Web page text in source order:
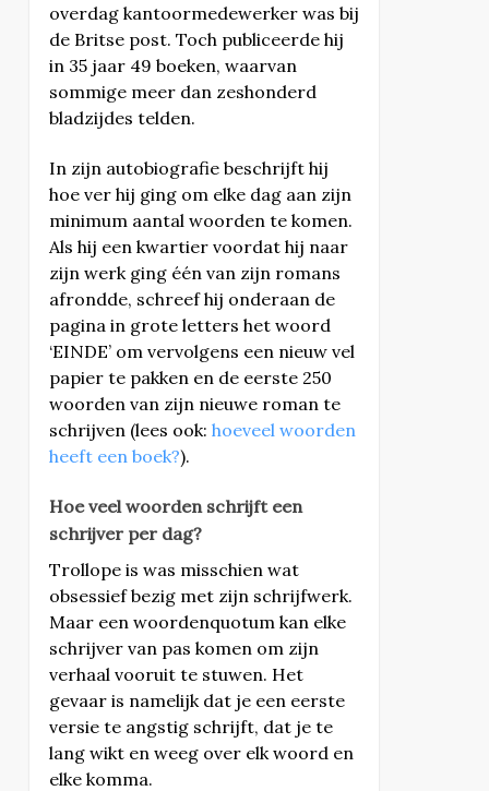
overdag kantoormedewerker was bij
de Britse post. Toch publiceerde hij
in 35 jaar 49 boeken, waarvan
sommige meer dan zeshonderd
bladzijdes telden.
In zijn autobiografie beschrijft hij
hoe ver hij ging om elke dag aan zijn
minimum aantal woorden te komen.
Als hij een kwartier voordat hij naar
zijn werk ging één van zijn romans
afrondde, schreef hij onderaan de
pagina in grote letters het woord
‘EINDE’ om vervolgens een nieuw vel
papier te pakken en de eerste 250
woorden van zijn nieuwe roman te
schrijven (lees ook: hoeveel woorden
heeft een boek?).
Hoe veel woorden schrijft een
schrijver per dag?
Trollope is was misschien wat
obsessief bezig met zijn schrijfwerk.
Maar een woordenquotum kan elke
schrijver van pas komen om zijn
verhaal vooruit te stuwen. Het
gevaar is namelijk dat je een eerste
versie te angstig schrijft, dat je te
lang wikt en weeg over elk woord en
elke komma.